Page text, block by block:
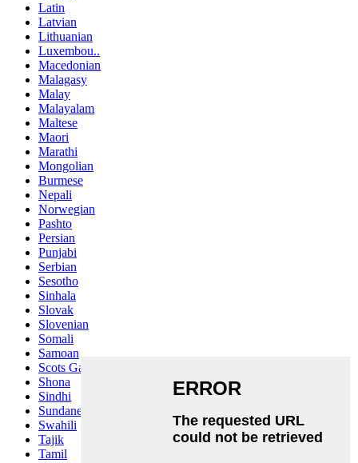
Latin
Latvian
Lithuanian
Luxembou..
Macedonian
Malagasy
Malay
Malayalam
Maltese
Maori
Marathi
Mongolian
Burmese
Nepali
Norwegian
Pashto
Persian
Punjabi
Serbian
Sesotho
Sinhala
Slovak
Slovenian
Somali
Samoan
Scots Gaelic
Shona
Sindhi
Sundanese
Swahili
Tajik
Tamil